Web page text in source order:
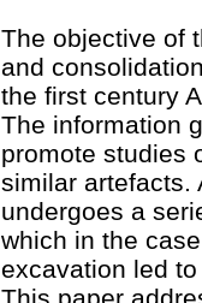
The objective of
and
the first century
The information
promote studies
similar artefacts.
undergoes a
which in the
excavation led
This paper